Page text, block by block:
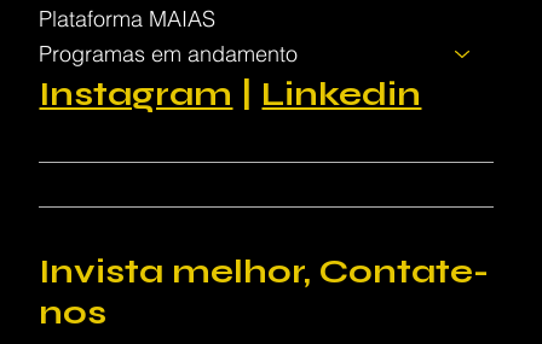
Instagram Linkedin
Plataforma MAIAS
Programas em andamento
Invista melhor, Contate-
nos